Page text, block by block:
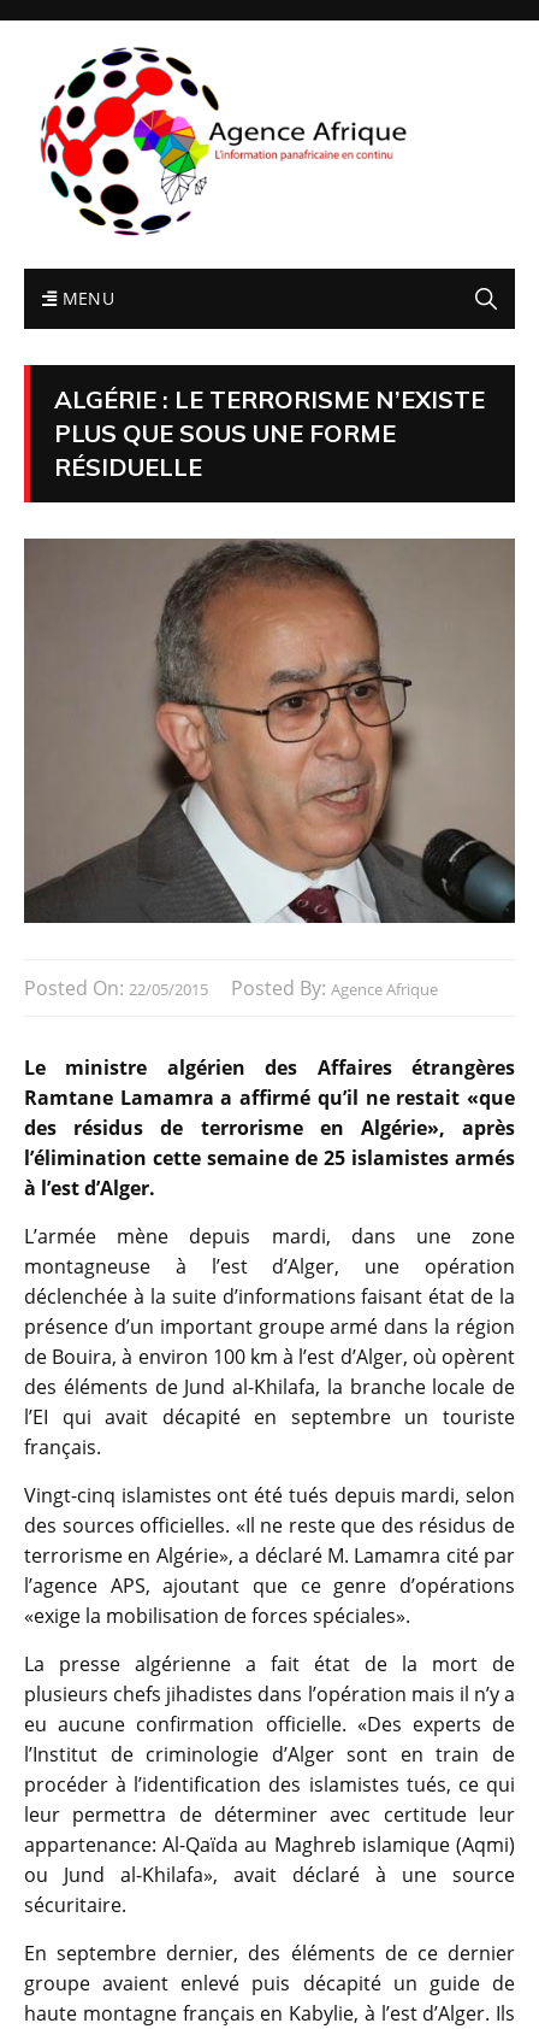
MENU
ALGÉRIE : LE TERRORISME N’EXISTE
PLUS QUE SOUS UNE FORME
RÉSIDUELLE
Posted On: 22/05/2015 Posted By: Agence Afrique
Le ministre algérien des Affaires étrangères
Ramtane Lamamra a affirmé qu’il ne restait «que
des résidus de terrorisme en Algérie», après
l’élimination cette semaine de 25 islamistes armés
à l’est d’Alger.
L’armée mène depuis mardi, dans une zone
montagneuse à l’est d’Alger, une opération
déclenchée à la suite d’informations faisant état de la
présence d’un important groupe armé dans la région
de Bouira, à environ 100 km à l’est d’Alger, où opèrent
des éléments de Jund al-Khilafa, la branche locale de
l’EI qui avait décapité en septembre un touriste
français.
Vingt-cinq islamistes ont été tués depuis mardi, selon
des sources officielles. «Il ne reste que des résidus de
terrorisme en Algérie», a déclaré M. Lamamra cité par
l’agence APS, ajoutant que ce genre d’opérations
«exige la mobilisation de forces spéciales».
La presse algérienne a fait état de la mort de
plusieurs chefs jihadistes dans l’opération mais il n’y a
eu aucune confirmation officielle. «Des experts de
l’Institut de criminologie d’Alger sont en train de
procéder à l’identification des islamistes tués, ce qui
leur permettra de déterminer avec certitude leur
appartenance: Al-Qaïda au Maghreb islamique (Aqmi)
ou Jund al-Khilafa», avait déclaré à une source
sécuritaire.
En septembre dernier, des éléments de ce dernier
groupe avaient enlevé puis décapité un guide de
haute montagne français en Kabylie, à l’est d’Alger. Ils